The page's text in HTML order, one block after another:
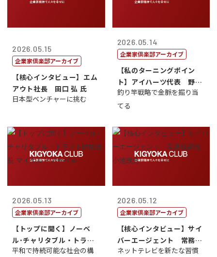
2026.05.15
企業家倶楽部アーカイブ
【核心インタビュー】エム
アウト社長 田口 弘 氏
日本型ベンチャーに挑む
2026.05.14
企業家倶楽部アーカイブ
【私のターニングポイン
ト】アイハーツ代表 野田
憲史
釣り竿戦略で金脈を掘り当
てる
2026.05.13
企業家倶楽部アーカイブ
【トップに聞く】ノーベ
ル･チャリタブル・トラス
ト財団会長 マ...
平和で持続可能な社会の構
2026.05.12
企業家倶楽部アーカイブ
【核心インタビュー】サイ
バーエージェント 常務取
締役 小池政...
ネットテレビを新たな習慣